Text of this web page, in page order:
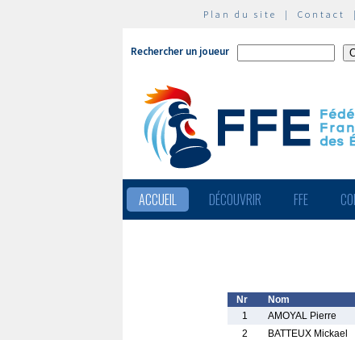
Plan du site | Contact
Rechercher un joueur
ACCUEIL DÉCOUVRIR FFE
Nr Nom
1
AMOYAL Pierre
2
BATTEUX Mickael